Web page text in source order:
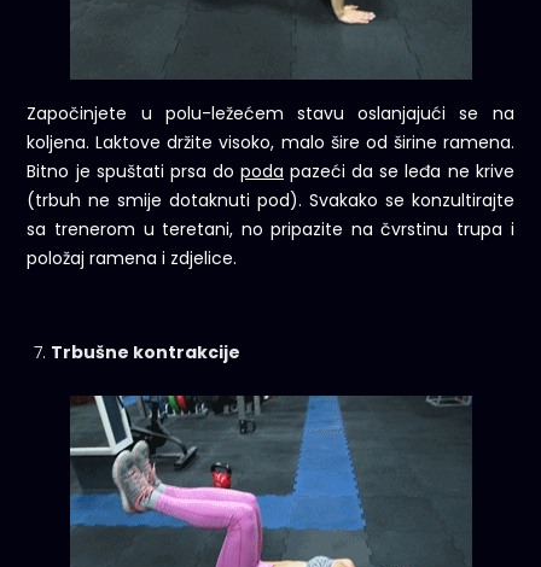
Započinjete u polu-ležećem stavu oslanjajući se na
koljena. Laktove držite visoko, malo šire od širine ramena.
Bitno je spuštati prsa do poda pazeći da se leđa ne krive
(trbuh ne smije dotaknuti pod). Svakako se konzultirajte
sa trenerom u teretani, no pripazite na čvrstinu trupa i
položaj ramena i zdjelice.
Trbušne kontrakcije